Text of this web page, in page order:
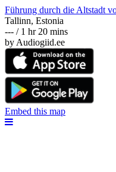
Führung durch die Altstadt
Tallinn, Estonia
--- / 1 hr 20 mins
by Audiogiid.ee
Embed this map